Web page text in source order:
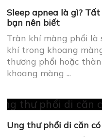
Sleep apnea là gì?
bạn nên biết
Tràn khí màng phổi là
khí trong khoang
thương phổi hoặc
khoang màng ...
Ung thư phổi di căn